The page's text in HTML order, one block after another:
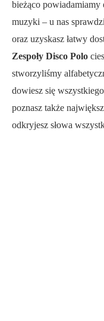
bieżąco powiadamiamy
muzyki – u nas
oraz uzyskasz łatwy
Zespoły Disco Polo
stworzyliśmy
dowiesz się
poznasz także
odkryjesz słowa